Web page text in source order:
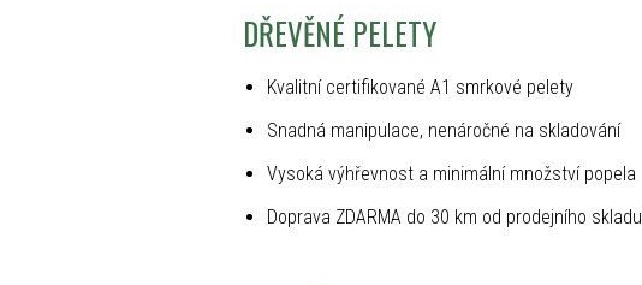
DŘEVĚNÉ PELETY
Kvalitní certifikované A1 smrkové pelety
Snadná manipulace, nenáročné na skladování
Vysoká výhřevnost a minimální množství popela
Doprava ZDARMA do 30 km od prodejního skladu